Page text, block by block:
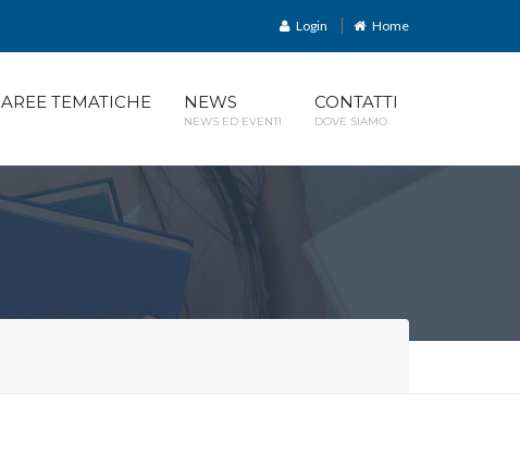
Login Home
AREE TEMATICHE NEWS
NEWS ED EVENTI
CONTATTI
DOVE SIAMO